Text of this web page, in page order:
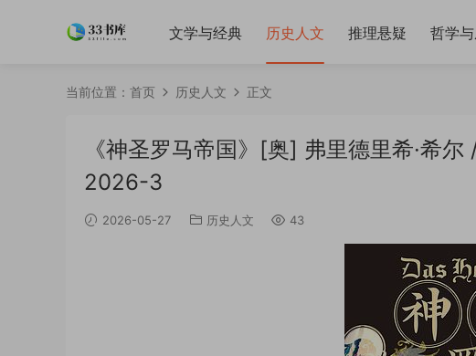
文学与经典 历史人文 推理悬疑 哲学
当前位置： 首页 历史人文 正文
《神圣罗马帝国》[奥] 弗里德里希·希
2026-3
2026-05-27 历史人文 43